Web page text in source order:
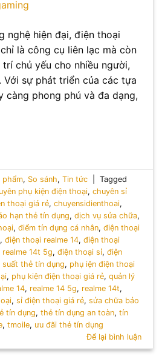
nghệ hiện đại, điện thoại
là công cụ liên lạc mà còn
chủ yếu cho nhiều người,
sự phát triển của các tựa
càng phong phú và đa dạng,
phẩm, So sánh,Tin tức
Tagged
phụ kiện điện thoại,chuyên sỉ
thoại giá rẻ,chuyensidienthoai,
hạn thẻ tín dụng,dịch vụ sửa chữa,
,điểm tín dụng cá nhân,điện thoại
,điện thoại realme 14,điện thoại
14t 5g,điện thoại sỉ,điện
suất thẻ tín dụng, phụ iện điện thoại
, phụ kiện điện thoại giá rẻ,quản lý
14, realme 14 5g, realme 14t,
,sỉ điện thoại giá rẻ,sửa chữa bảo
tín dụng,thẻ tín dụng an toàn,tín
,tmoile, ưu đãi thẻ tín dụng
Để lại bình luận